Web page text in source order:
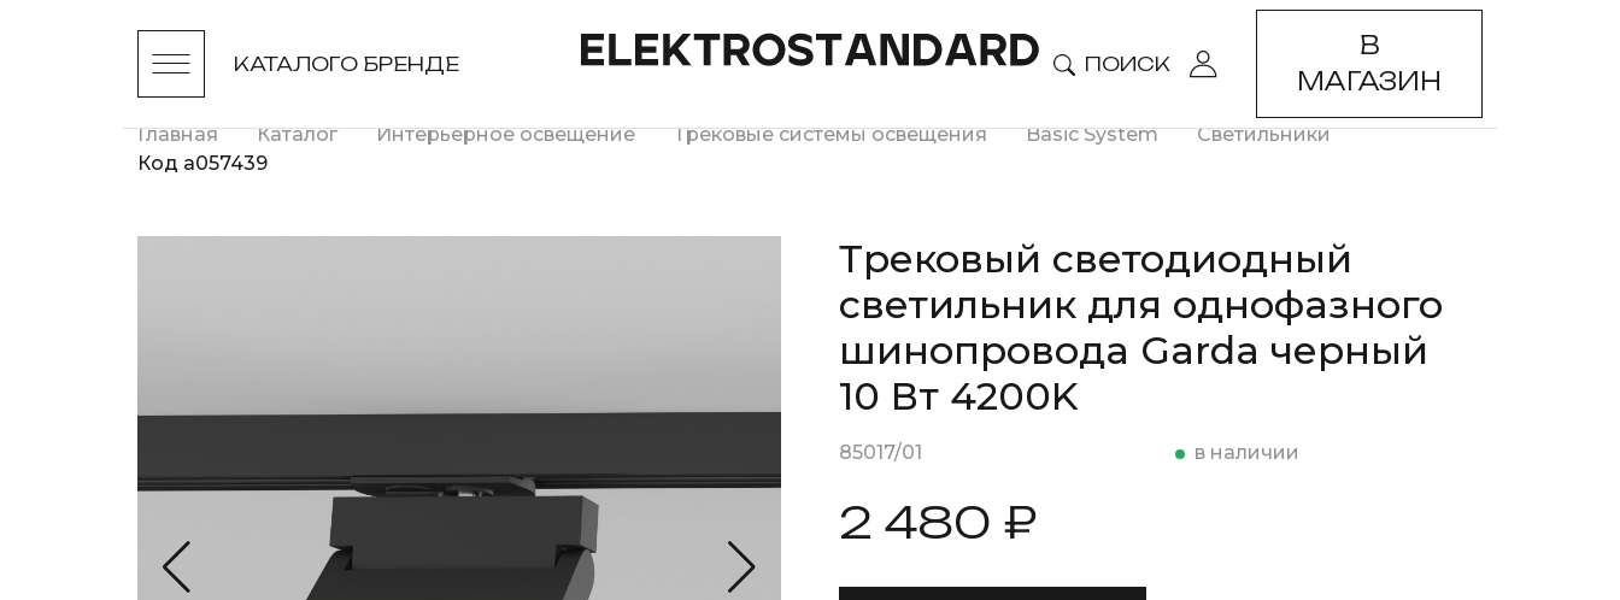
КАТАЛОГО БРЕНДЕ ПОИСК
В
МАГАЗИН
Главная Каталог Интерьерное освещение Трековые системы освещения Basic System
Светильники
Код a057439
Трековый светодиодный
светильник для однофазного
шинопровода Garda черный
10 Вт 4200K
85017/01 в наличии
2 480 ₽